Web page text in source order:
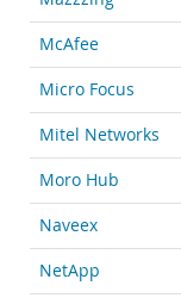
McAfee
Micro Focus
Mitel Networks
Moro Hub
Naveex
NetApp